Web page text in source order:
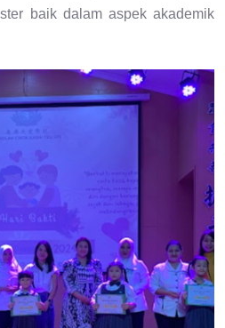
baik dalam aspek akademik